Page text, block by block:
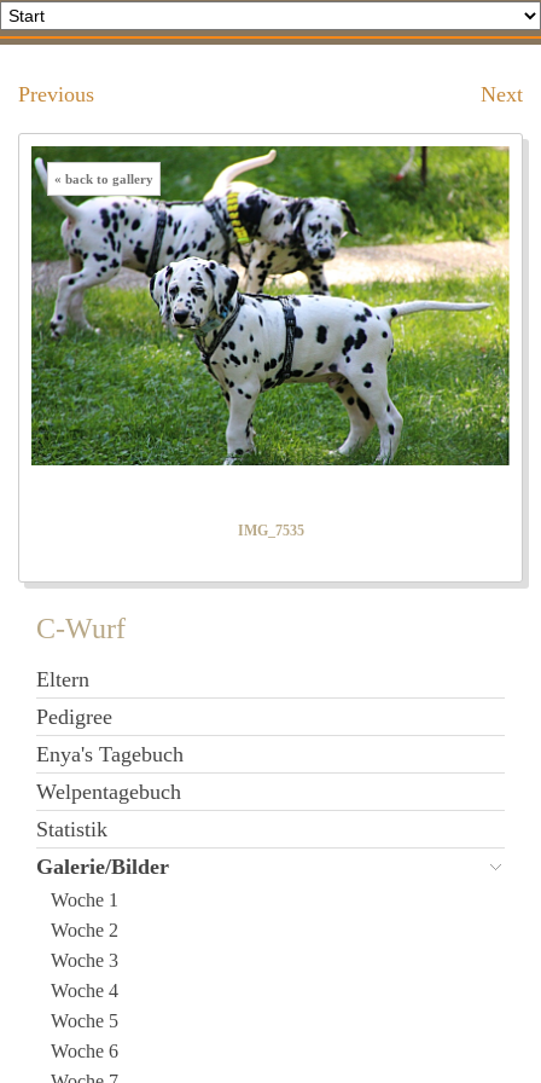
Previous Next
« back to gallery
IMG_7535
C-Wurf
Eltern
Pedigree
Enya's Tagebuch
Welpentagebuch
Statistik
Galerie/Bilder
Woche 1
Woche 2
Woche 3
Woche 4
Woche 5
Woche 6